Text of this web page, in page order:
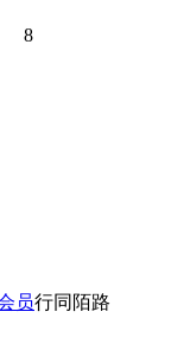
8
行同陌路